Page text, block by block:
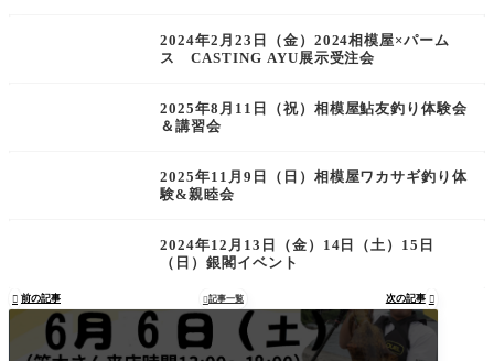
2024年2月23日（金）2024相模屋×パーム
ス CASTING AYU展示受注会
2025年8月11日（祝）相模屋鮎友釣り体験会
＆講習会
2025年11月9日（日）相模屋ワカサギ釣り体
験&親睦会
2024年12月13日（金）14日（土）15日
（日）銀閣イベント
 前の記事 記事一覧 次の記事 